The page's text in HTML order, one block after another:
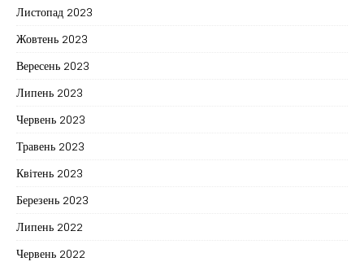
Листопад 2023
Жовтень 2023
Вересень 2023
Липень 2023
Червень 2023
Травень 2023
Квітень 2023
Березень 2023
Липень 2022
Червень 2022